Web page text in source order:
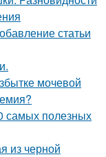
статьи
мочевой
самых полезных
из черной